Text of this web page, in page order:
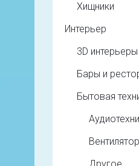
Хищники
Интерьер
3D интерьеры
Бары и
Бытовая